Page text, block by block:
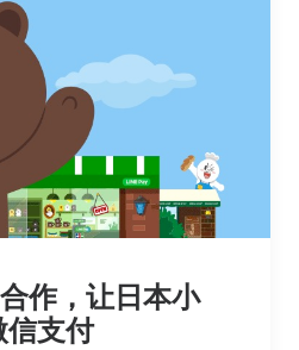
作，让日本小
信支付